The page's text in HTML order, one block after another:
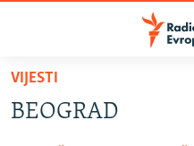
Pređite
glavni
VIJESTI
BEOGRAD